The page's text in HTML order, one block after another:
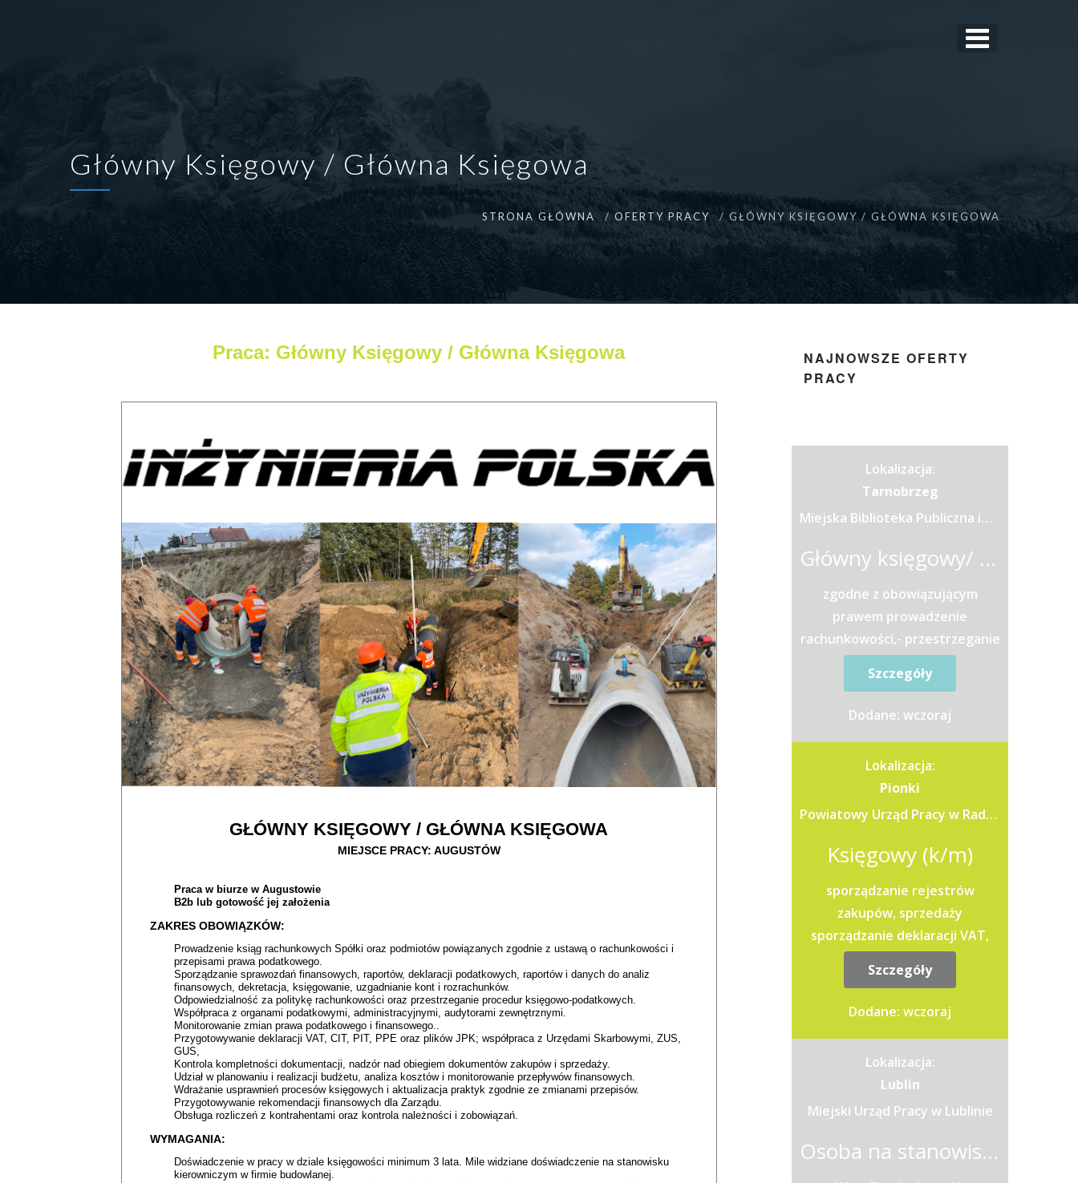
Główny Księgowy / Główna Księgowa
STRONA GŁÓWNA OFERTY PRACY GŁÓWNY KSIĘGOWY / GŁÓWNA KSIĘGOWA
Praca: Główny Księgowy / Główna Księgowa
GŁÓWNY KSIĘGOWY / GŁÓWNA KSIĘGOWA
MIEJSCE PRACY: AUGUSTÓW
Praca w biurze w Augustowie
B2b lub gotowość jej założenia
ZAKRES OBOWIĄZKÓW:
Prowadzenie ksiąg rachunkowych Spółki oraz podmiotów powiązanych zgodnie z ustawą o rachunkowości i
przepisami prawa podatkowego.
Sporządzanie sprawozdań finansowych, raportów, deklaracji podatkowych, raportów i danych do analiz
finansowych, dekretacja, księgowanie, uzgadnianie kont i rozrachunków.
Odpowiedzialność za politykę rachunkowości oraz przestrzeganie procedur księgowo-podatkowych.
Współpraca z organami podatkowymi, administracyjnymi, audytorami zewnętrznymi.
Monitorowanie zmian prawa podatkowego i finansowego..
Przygotowywanie deklaracji VAT, CIT, PIT, PPE oraz plików JPK; współpraca z Urzędami Skarbowymi, ZUS,
GUS,
Kontrola kompletności dokumentacji, nadzór nad obiegiem dokumentów zakupów i sprzedaży.
Udział w planowaniu i realizacji budżetu, analiza kosztów i monitorowanie przepływów finansowych.
Wdrażanie usprawnień procesów księgowych i aktualizacja praktyk zgodnie ze zmianami przepisów.
Przygotowywanie rekomendacji finansowych dla Zarządu.
Obsługa rozliczeń z kontrahentami oraz kontrola należności i zobowiązań.
WYMAGANIA:
Doświadczenie w pracy w dziale księgowości minimum 3 lata. Mile widziane doświadczenie na stanowisku
kierowniczym w firmie budowlanej.
NAJNOWSZE OFERTY
PRACY
Lokalizacja:
Tarnobrzeg
Miejska Biblioteka Publiczna im. dr. Michała Marczaka
Główny księgowy/ główna księgowa
zgodne z obowiązującym
prawem prowadzenie
rachunkowości,- przestrzeganie
dyscypliny finansów
publicznych,- sporządzenie
bilansu,- prowadzenie...
Szczegóły
Dodane: wczoraj
Lokalizacja:
Pionki
Powiatowy Urząd Pracy w Radomiu
Księgowy (k/m)
sporządzanie rejestrów
zakupów, sprzedaży
sporządzanie deklaracji VAT,
PIT, CIT kontakt z klientami
pobieranie faktur z KSEF
sporządzanie ewidencji...
Szczegóły
Dodane: wczoraj
Lokalizacja:
Lublin
Miejski Urząd Pracy w Lublinie
Osoba na stanowisku asystent do spraw księgowości